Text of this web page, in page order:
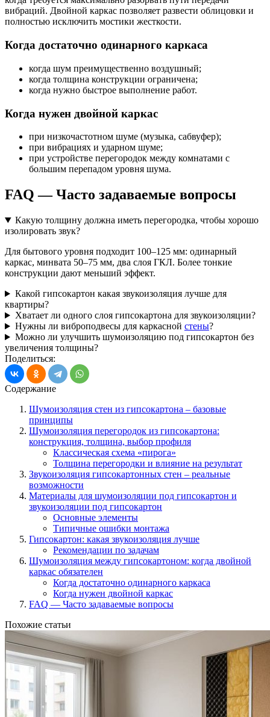
вибраций. Двойной каркас позволяет развести облицовки и
полностью исключить мостики жесткости.
Когда достаточно одинарного каркаса
когда шум преимущественно воздушный;
когда толщина конструкции ограничена;
когда нужно быстрое выполнение работ.
Когда нужен двойной каркас
при низкочастотном шуме (музыка, сабвуфер);
при вибрациях и ударном шуме;
при устройстве перегородок между комнатами с
большим перепадом уровня шума.
FAQ — Часто задаваемые вопросы
Какую толщину должна иметь перегородка, чтобы хорошо
изолировать звук?
Для бытового уровня подходит 100–125 мм: одинарный
каркас, минвата 50–75 мм, два слоя ГКЛ. Более тонкие
конструкции дают меньший эффект.
Какой гипсокартон какая звукоизоляция лучше для
квартиры?
Хватает ли одного слоя гипсокартона для звукоизоляции?
Нужны ли виброподвесы для каркасной стены?
Можно ли улучшить шумоизоляцию под гипсокартон без
увеличения толщины?
Поделиться:
Содержание
Шумоизоляция стен из гипсокартона – базовые
принципы
Шумоизоляция перегородок из гипсокартона:
конструкция, толщина, выбор профиля
Классическая схема «пирога»
Толщина перегородки и влияние на результат
Звукоизоляция гипсокартонных стен – реальные
возможности
Материалы для шумоизоляции под гипсокартон и
звукоизоляции под гипсокартон
Основные элементы
Типичные ошибки монтажа
Гипсокартон: какая звукоизоляция лучше
Рекомендации по задачам
Шумоизоляция между гипсокартоном: когда двойной
каркас обязателен
Когда достаточно одинарного каркаса
Когда нужен двойной каркас
FAQ — Часто задаваемые вопросы
Похожие статьи